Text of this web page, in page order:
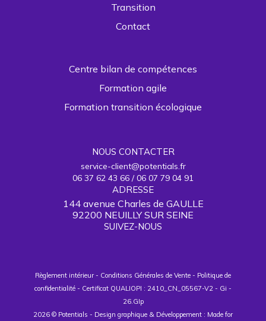
Transition
Contact
Centre bilan de compétences
Formation agile
Formation transition écologique
NOUS CONTACTER
service-client@potentials.fr
06 37 62 43 66 / 06 07 79 04 91
ADRESSE
144 avenue Charles de GAULLE
92200 NEUILLY SUR SEINE
SUIVEZ-NOUS
Règlement intérieur- Conditions Générales de Vente - Politique de
confidentialité - Certificat QUALIOPI : 2410_CN_05567-V2 - Gi -
26.GIp
2026 © Potentials - Design graphique & Développement : Made for